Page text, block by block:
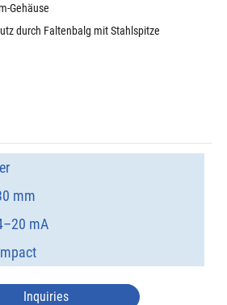
Gehäuse
durch Faltenbalg mit Stahlspitze
mm
mA
Inquiries